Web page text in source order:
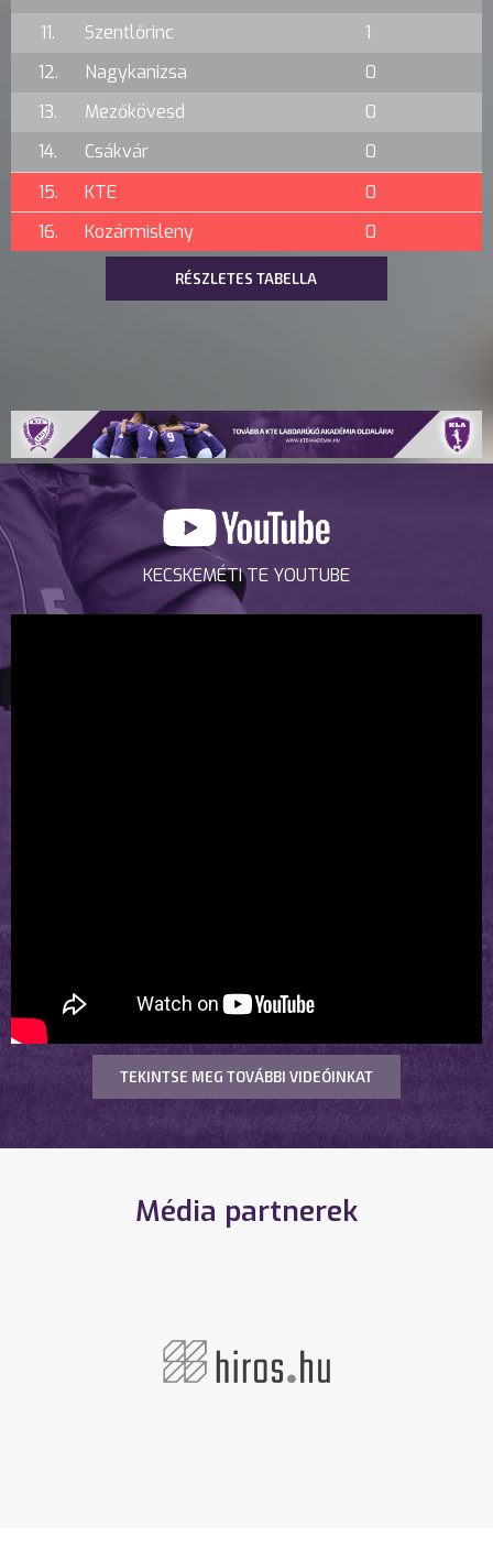
11.
Szentlőrinc
1
12.
Nagykanizsa
0
13.
Mezőkövesd
0
14.
Csákvár
0
15.
KTE
0
16.
Kozármisleny 0
RÉSZLETES TABELLA
KECSKEMÉTI TE YOUTUBE
TEKINTSE MEG TOVÁBBI VIDEÓINKAT
Média partnerek